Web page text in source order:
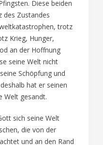
Diese beiden
des Zustandes
trotz
Krieg, Hunger,
an der Hoffnung
seine Welt nicht
Schöpfung und
hat er seinen
Welt gesandt.
sich seine Welt
die von der
und an den Rand